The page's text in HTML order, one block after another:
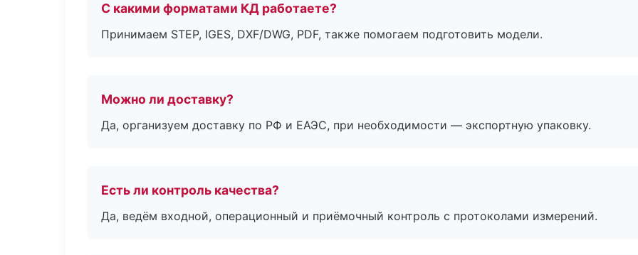
С какими форматами КД работаете?
Принимаем STEP, IGES, DXF/DWG, PDF, также помогаем подготовить модели.
Можно ли доставку?
Да, организуем доставку по РФ и ЕАЭС, при необходимости — экспортную упаковку.
Есть ли контроль качества?
Да, ведём входной, операционный и приёмочный контроль с протоколами измерений.